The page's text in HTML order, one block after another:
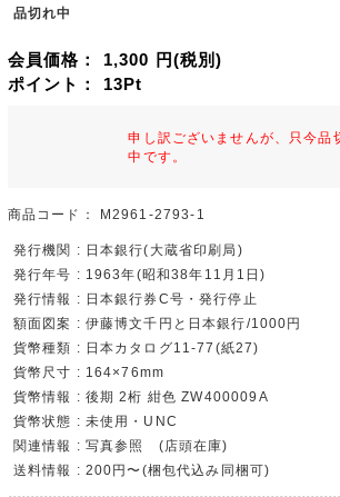
品切れ中
会員価格： 1,300 円(税別)
ポイント： 13Pt
申し訳ございませんが、只今品
中です。
商品コード： M2961-2793-1
発行機関 : 日本銀行(大蔵省印刷局)
発行年号 : 1963年(昭和38年11月1日)
発行情報 : 日本銀行券C号・発行停止
額面図案 : 伊藤博文千円と日本銀行/1000円
貨幣種類 : 日本カタログ11-77(紙27)
貨幣尺寸 : 164×76mm
貨幣情報 : 後期 2桁 紺色 ZW400009A
貨幣状態 : 未使用・UNC
関連情報 : 写真参照 (店頭在庫)
送料情報 : 200円〜(梱包代込み同梱可)